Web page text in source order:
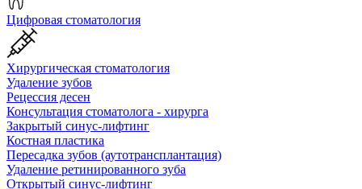
Цифровая стоматология
Хирургическая стоматология
Удаление зубов
Рецессия десен
Консультация стоматолога - хирурга
Закрытый синус-лифтинг
Костная пластика
Пересадка зубов (аутотрансплантация)
Удаление ретинированного зуба
Открытый синус-лифтинг